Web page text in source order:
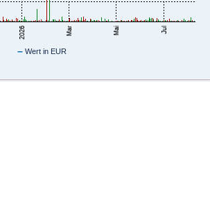
–Wert in EUR